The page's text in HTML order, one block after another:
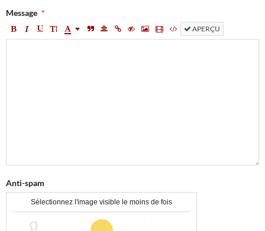
Message
APERÇU
Anti-spam
Sélectionnez l'image visible le moins de fois